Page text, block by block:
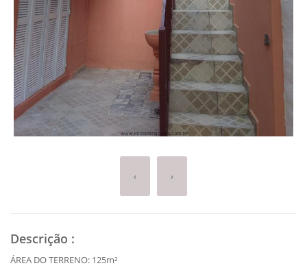
‹ ›
Descrição :
ÁREA DO TERRENO: 125m²